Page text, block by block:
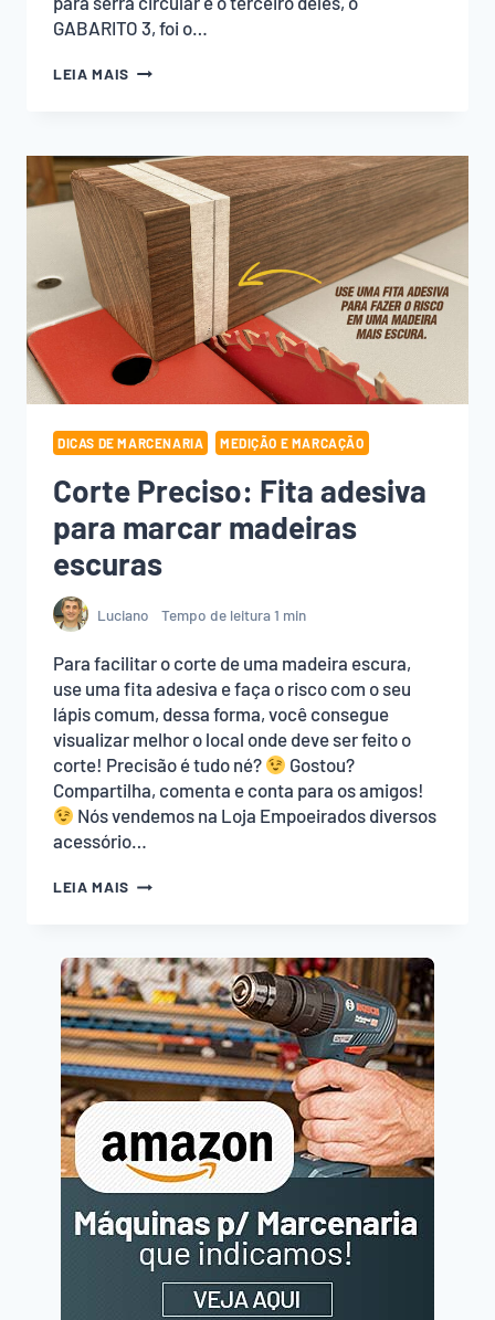
GABARITO 3, foi o…
LEIA MAIS CORTE
CIRCULAR
COM
ESSE
GABARITO
EMPOEIRADOS!
(GRÁTIS
1
PDF)
DICAS DE MARCENARIA MEDIÇÃO E MARCAÇÃO
Corte Preciso: Fita adesiva
para marcar madeiras
escuras
Luciano Tempo de leitura1 min
Para facilitar o corte de uma madeira escura,
use uma fita adesiva e faça o risco com o seu
lápis comum, dessa forma, você consegue
visualizar melhor o local onde deve ser feito o
corte! Precisão é tudo né?
Gostou?
Compartilha, comenta e conta para os amigos!
Nós vendemos na Loja Empoeirados diversos
acessório…
LEIA MAIS CORTE
PARA
MARCAR
MADEIRAS
ESCURAS